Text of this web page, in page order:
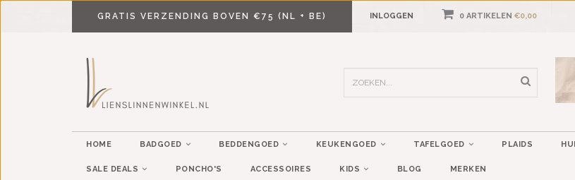
GRATIS VERZENDING BOVEN €75 (NL + BE) INLOGGEN 0 ARTIKELEN €0,00
HOME BADGOED BEDDENGOED KEUKENGOED TAFELGOED PLAIDS
SALE DEALS PONCHO'S ACCESSOIRES KIDS BLOG MERKEN